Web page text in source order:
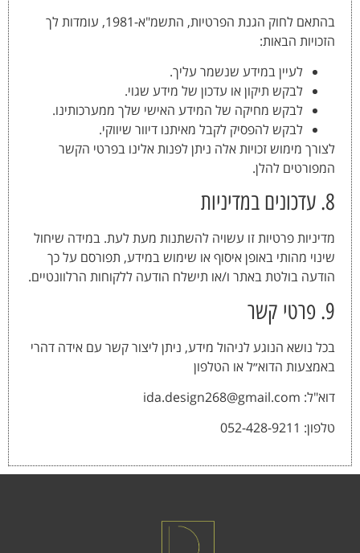
בהתאם לחוק הגנת הפרטיות, התשמ"א-1981, עומדות לך
הזכויות הבאות:
לעיין במידע שנשמר עליך.
לבקש תיקון או עדכון של מידע שגוי.
לבקש מחיקה של המידע האישי שלך ממערכותינו.
לבקש להפסיק לקבל מאיתנו דיוור שיווקי.
לצורך מימוש זכויות אלה ניתן לפנות אלינו בפרטי הקשר
המפורטים להלן.
8. עדכונים במדיניות
מדיניות פרטיות זו עשויה להשתנות מעת לעת. במידה שיחול
שינוי מהותי באופן איסוף או שימוש במידע, תפורסם על כך
הודעה בולטת באתר ו/או תישלח הודעה ללקוחות הרלוונטיים.
9. פרטי קשר
בכל נושא הנוגע לניהול מידע, ניתן ליצור קשר עם אידה דהרי
באמצעות הדוא״ל או הטלפון
דוא"ל: ida.design268@gmail.com
טלפון: 052-428-9211⁩